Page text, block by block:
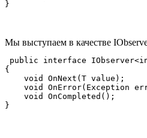
Мы выступаем в качестве
public interface
{
    void OnNext(T value);
void OnError(Exception
    void OnCompleted();